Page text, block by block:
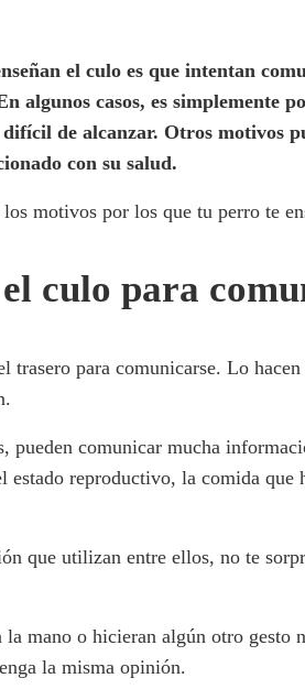
el culo es que intentan
algunos casos, es simplemente
de alcanzar. Otros motivos
con su salud.
motivos por los que tu perro te
culo para
trasero para comunicarse. Lo
pueden comunicar mucha
reproductivo, la comida que
que utilizan entre ellos, no te
mano o hicieran algún otro gesto
la misma opinión.